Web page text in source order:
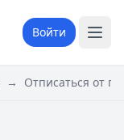
Войти
→ Отписаться от